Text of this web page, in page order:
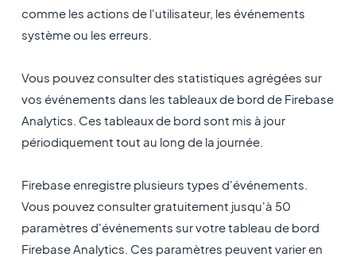
comme les actions de l'utilisateur, les événements
système ou les erreurs.
Vous pouvez consulter des statistiques agrégées sur
vos événements dans les tableaux de bord de Firebase
Analytics. Ces tableaux de bord sont mis à jour
périodiquement tout au long de la journée.
Firebase enregistre plusieurs types d'événements.
Vous pouvez consulter gratuitement jusqu'à 50
paramètres d'événements sur votre tableau de bord
Firebase Analytics. Ces paramètres peuvent varier en